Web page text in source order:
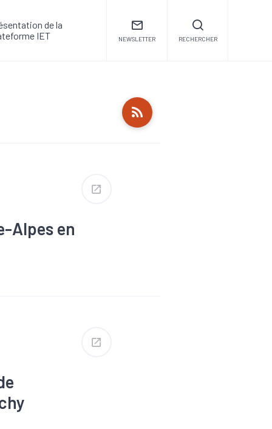
de la
IET
NEWSLETTER RECHERCHER
Alpes en